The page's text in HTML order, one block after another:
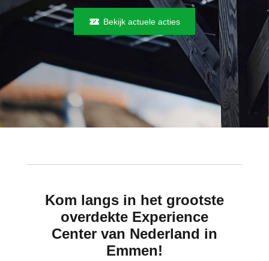
Bekijk actuele acties
Kom langs in het grootste
overdekte Experience
Center van Nederland in
Emmen!